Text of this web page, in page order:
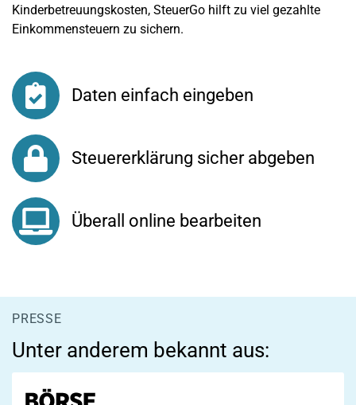
Kinderbetreuungskosten, SteuerGo hilft zu viel gezahlte
Einkommensteuern zu sichern.
Daten einfach eingeben
Steuererklärung sicher abgeben
Überall online bearbeiten
PRESSE
Unter anderem bekannt aus: